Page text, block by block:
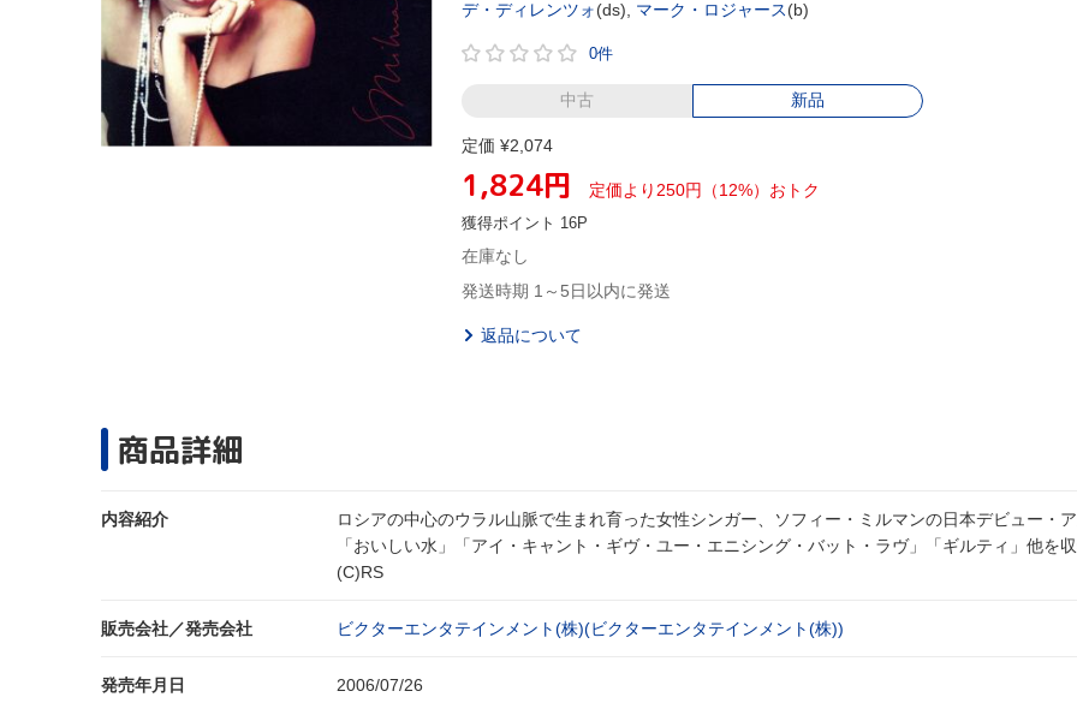
デ・ディレンツォ(ds), マーク・ロジャース(b)
0件
中古 新品
定価 ¥2,074
1,824円 定価より250円（12%）おトク
獲得ポイント 16P
在庫なし
発送時期 1～5日以内に発送
返品について
商品詳細
内容紹介
ロシアの中心のウラル山脈で生まれ育った女性シンガー、ソフィー・ミルマンの日本デビュー・ア
「おいしい水」「アイ・キャント・ギヴ・ユー・エニシング・バット・ラヴ」「ギルティ」他を収
(C)RS
販売会社／発売会社 ビクターエンタテインメント(株)(ビクターエンタテインメント(株))
発売年月日
2006/07/26